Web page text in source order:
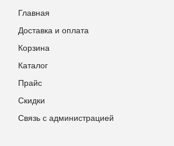
Главная
Доставка и оплата
Корзина
Каталог
Прайс
Скидки
Связь с администрацией